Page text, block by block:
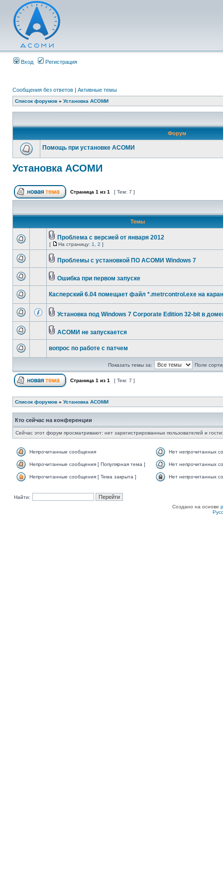
Вход Регистрация
Сообщения без ответов | Активные темы
Список форумов » Установка АСОМИ
Форум
Помощь при установке АСОМИ
Установка АСОМИ
Страница 1 из 1 [ Тем: 7 ]
Темы
Проблема с версией от января 2012
[ На страницу: 1 2 ]
Проблемы с установкой ПО АСОМИ Windows 7
Ошибка при первом запуске
Касперский 6.04 помещает файл *.metrcontrol.exe на
Установка под Windows 7 Corporate Edition 32-bit в
АСОМИ не запускается
вопрос по работе с патчем
Показать темы за: Поле
Страница 1 из 1 [ Тем: 7 ]
Список форумов » Установка АСОМИ
Кто сейчас на конференции
Сейчас этот форум просматривают: нет зарегистрированных пользователей и
Непрочитанные сообщения Нет непрочитанных
Непрочитанные сообщения [ Популярная тема ] Нет непрочитанных
Непрочитанные сообщения [ Тема закрыта ] Нет непрочитанных
Найти:
Создано на основе